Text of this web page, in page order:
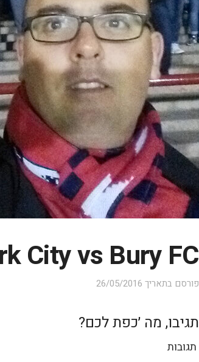
City vs Bury FC
פורסם בתאריך 26/05/2016
תגיבו, מה ׳כפת לכם?
תגובות